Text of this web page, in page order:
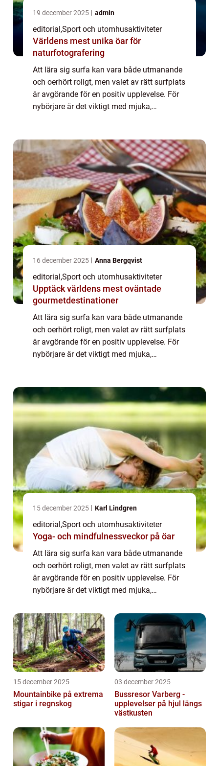
19 december 2025 admin
editorial,Sport och utomhusaktiviteter
Världens mest unika öar för
naturfotografering
Att lära sig surfa kan vara både utmanande
och oerhört roligt, men valet av rätt surfplats
är avgörande för en positiv upplevelse. För
nybörjare är det viktigt med mjuka,
16 december 2025 Anna Bergqvist
editorial,Sport och utomhusaktiviteter
Upptäck världens mest oväntade
gourmetdestinationer
Att lära sig surfa kan vara både utmanande
och oerhört roligt, men valet av rätt surfplats
är avgörande för en positiv upplevelse. För
nybörjare är det viktigt med mjuka,
15 december 2025 Karl Lindgren
editorial,Sport och utomhusaktiviteter
Yoga- och mindfulnessveckor på öar
Att lära sig surfa kan vara både utmanande
och oerhört roligt, men valet av rätt surfplats
är avgörande för en positiv upplevelse. För
nybörjare är det viktigt med mjuka,
15 december 2025
Mountainbike på extrema
stigar i regnskog
03 december 2025
Bussresor Varberg -
upplevelser på hjul längs
västkusten